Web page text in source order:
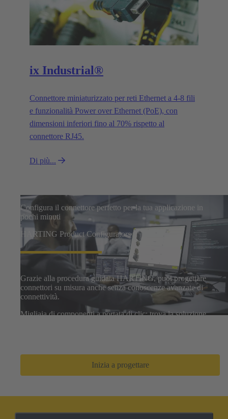
ix Industrial®
Connettore miniaturizzato per reti Ethernet a 4-8 fili
e funzionalità Power over Ethernet (PoE), con
dimensioni inferiori fino al 70% rispetto al
connettore RJ45.
Di più...
Configura il connettore perfetto per la tua applicazione in
pochi minuti
HARTING Product Configurators
Grazie alla procedura guidata HARTING, puoi progettare
connettori su misura anche senza conoscenze avanzate di
connettività.
Migliaia di componenti a portata di clic: trova la soluzione
Inizia a progettare